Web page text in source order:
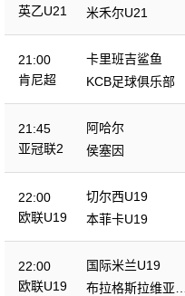
英乙U21
米禾尔U21
21:00
肯尼超
卡里班吉鲨鱼
KCB足球俱乐部
21:45
亚冠联2
阿哈尔
侯塞因
22:00
欧联U19
切尔西U19
本菲卡U19
22:00
欧联U19
国际米兰U19
布拉格斯拉维亚U1